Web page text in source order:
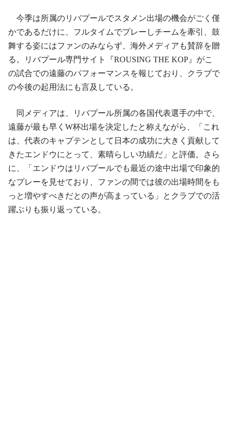
今季は所属のリバプールでスタメン出場の機会がごく僅
かであるだけに、フルタイムでプレーしチームを牽引、鼓
舞する姿にはファンのみならず、海外メディアも賛辞を贈
る。リバプール専門サイト『ROUSING THE KOP』がこ
の試合での遠藤のパフォーマンスを報じており、クラブで
の今後の起用法にも言及している。
同メディアは、リバプール所属の各国代表選手の中で、
遠藤が最も早くW杯出場を決定したと称えながら、「これ
は、代表のキャプテンとして日本の成功に大きく貢献して
きたエンドウにとって、素晴らしい功績だ」と評価。さら
に、「エンドウはリバプールでも最近の途中出場で印象的
なプレーを見せており、ファンの間では彼の出場時間をも
っと増やすべきだとの声が高まっている」とクラブでの活
躍ぶりも振り返っている。